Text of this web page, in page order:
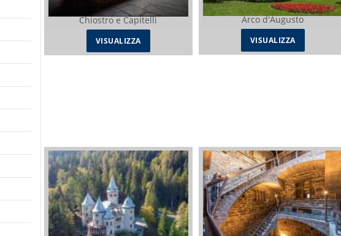
Chiostro e Capitelli
VISUALIZZA
Arco d'Augusto
VISUALIZZA